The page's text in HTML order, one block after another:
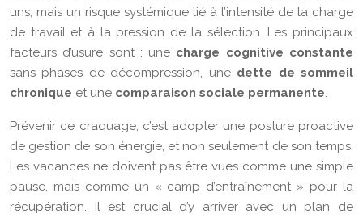
uns, mais un risque systémique lié à l’intensité de la charge
de travail et à la pression de la sélection. Les principaux
facteurs d’usure sont : une charge cognitive constante
sans phases de décompression, une dette de sommeil
chronique et une comparaison sociale permanente.
Prévenir ce craquage, c’est adopter une posture proactive
de gestion de son énergie, et non seulement de son temps.
Les vacances ne doivent pas être vues comme une simple
pause, mais comme un « camp d’entraînement » pour la
récupération. Il est crucial d’y arriver avec un plan de